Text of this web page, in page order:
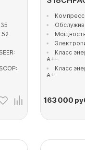
Класс
A++
Класс
A+
163 000